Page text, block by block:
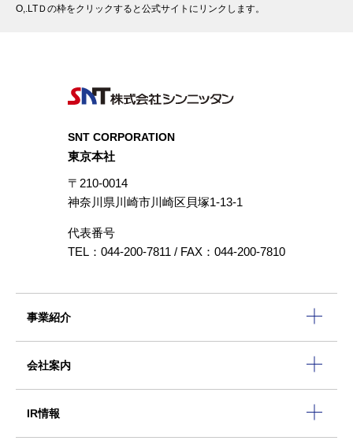
O,.LTＤの枠をクリックすると公式サイトにリンクします。
SNT CORPORATION
東京本社
〒210-0014
神奈川県川崎市川崎区貝塚1-13-1
代表番号
TEL：044-200-7811 / FAX：044-200-7810
事業紹介
会社案内
IR情報